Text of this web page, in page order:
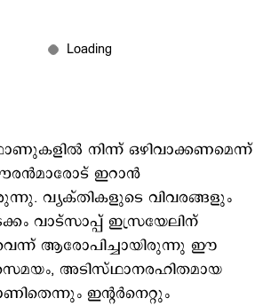
നിന്ന് ഒഴിവാക്കണമെന്ന്
ഇറാന്‍
വ്യക്തികളുടെ വിവരങ്ങളും
വാട്സാപ്പ് ഇസ്രയേലിന്
ആരോപിച്ചായിരുന്നു ഈ
അടിസ്ഥാനരഹിതമായ
ഇന്‍റര്‍നെറ്റും